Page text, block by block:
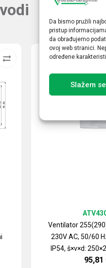
Da bismo pružili
pristup
da obrađujemo
ovoj web stranici.
određene
Slažem se
Ventilator
230V AC, 50/60
IP54, š×v×d:
95,81